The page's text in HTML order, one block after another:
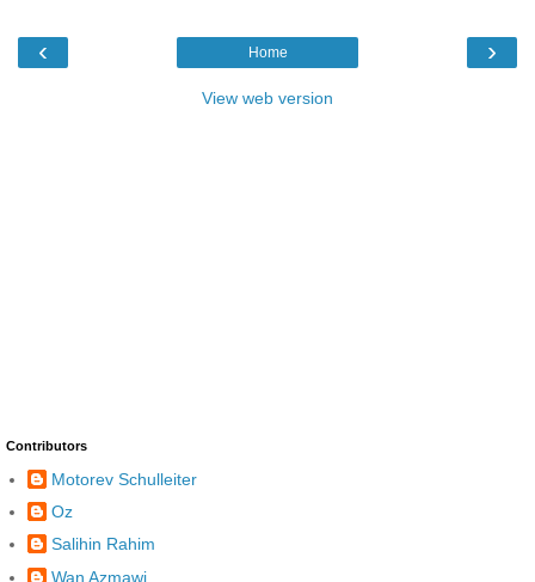
‹ ›
Home
View web version
Contributors
Motorev Schulleiter
Oz
Salihin Rahim
Wan Azmawi